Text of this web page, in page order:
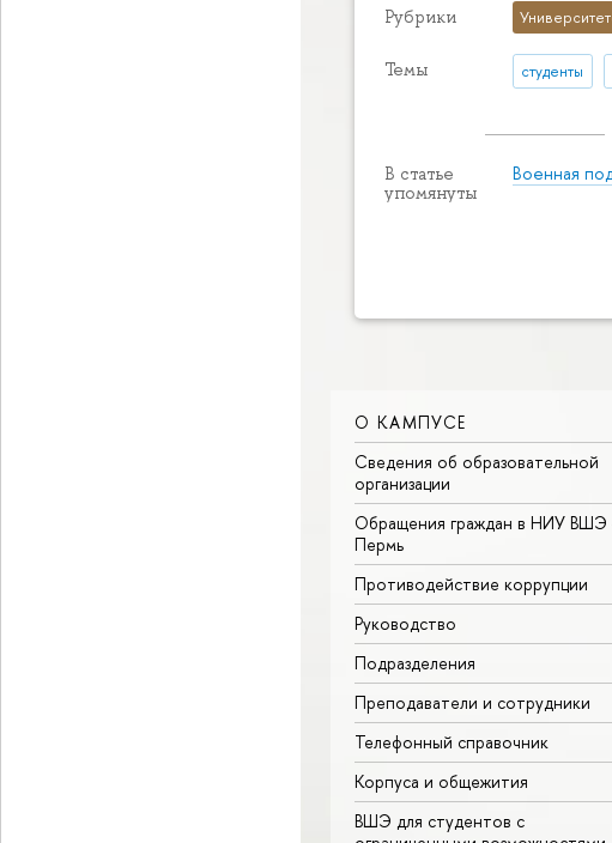
Рубрики
Темы студенты
В статье
упомянуты
Военная
О КАМПУСЕ
Сведения об образовательной
организации
Обращения граждан в НИУ ВШЭ
Пермь
Противодействие коррупции
Руководство
Подразделения
Преподаватели и сотрудники
Телефонный справочник
Корпуса и общежития
ВШЭ для студентов с